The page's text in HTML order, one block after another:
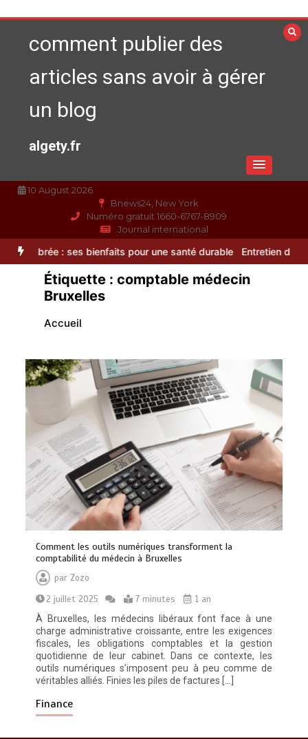
au
contenucomment publier des
articles sans avoir à gérer
un blog
algety.fr
10 August 2026
Bnews24, New York
Numéro gratuit 1660-6767-8909
Journal international
ses bienfaits pour une santé durable Entretien d’espaces verts
Étiquette : comptable médecin
Bruxelles
Accueil
Comment les outils numériques transforment la
comptabilité du médecin à Bruxelles
par Zozo
2 juillet 2025
7 minutes
1 an
À Bruxelles, les médecins libéraux font face à une
charge administrative croissante, entre les exigences
fiscales, les obligations comptables et la gestion
quotidienne de leur cabinet. Dans ce contexte, les
outils numériques s’imposent peu à peu comme de
véritables alliés. Finies les piles de factures […]
Finance
Brosse à dents : comment bien choisir
la vôtre
0 8 minutes
Entretien d’espaces verts à Evreux :
pourquoi le savoir-faire fait la
différence